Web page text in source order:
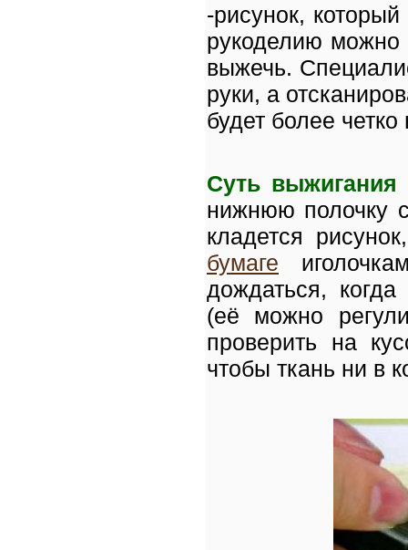
-рисунок,
рукоделию можно
выжечь.
руки, а
будет более
Суть
нижнюю полочку
кладется
бумаге
дождаться,
(её можно
проверить на
чтобы ткань ни в